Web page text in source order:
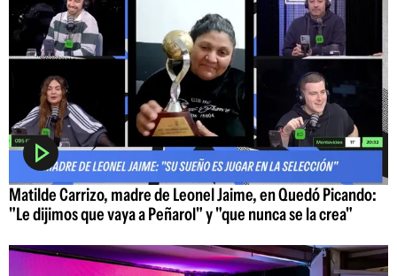
Matilde Carrizo, madre de Leonel Jaime, en Quedó Picando:
"Le dijimos que vaya a Peñarol" y "que nunca se la crea"